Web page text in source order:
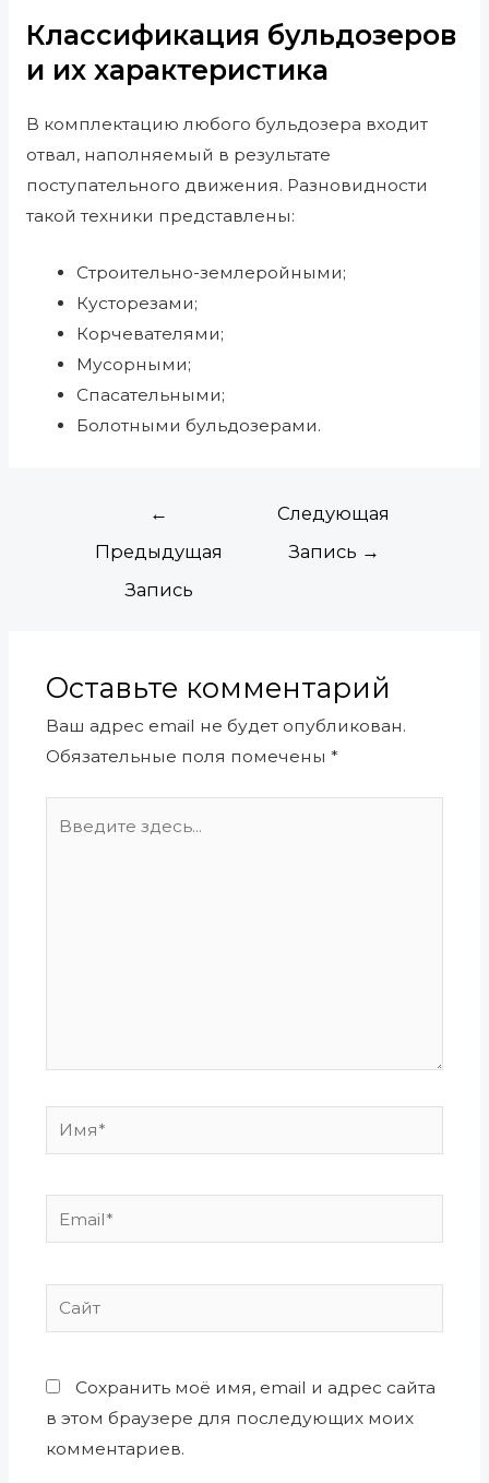
Классификация бульдозеров
и их характеристика
В комплектацию любого бульдозера входит
отвал, наполняемый в результате
поступательного движения. Разновидности
такой техники представлены:
Строительно-землеройными;
Кусторезами;
Корчевателями;
Мусорными;
Спасательными;
Болотными бульдозерами.
←
Предыдущая
Запись
Следующая
Запись →
Оставьте комментарий
Ваш адрес email не будет опубликован.
Обязательные поля помечены *
Имя*
Email*
Сайт
Сохранить моё имя, email и адрес сайта
в этом браузере для последующих моих
комментариев.